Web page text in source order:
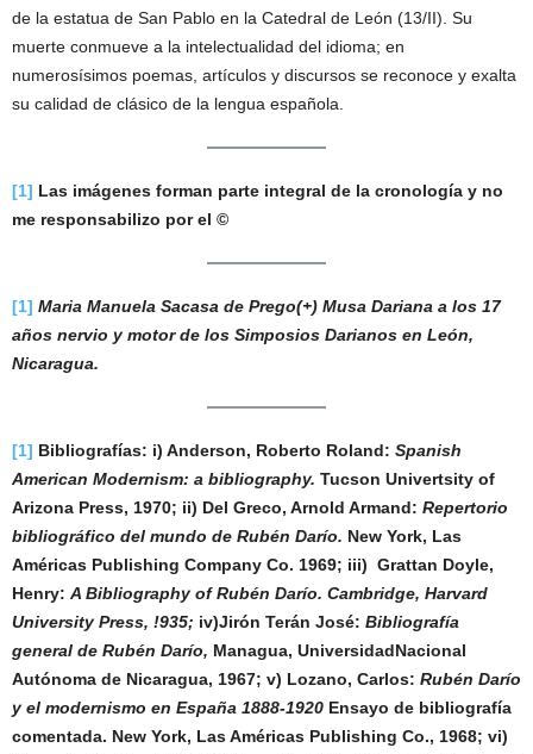
de la estatua de San Pablo en la Catedral de León (13/II). Su
muerte conmueve a la intelectualidad del idioma; en
numerosísimos poemas, artículos y discursos se reconoce y exalta
su calidad de clásico de la lengua española.
[1] Las imágenes forman parte integral de la cronología y no
me responsabilizo por el ©
[1] Maria Manuela Sacasa de Prego(+) Musa Dariana a los 17
años nervio y motor de los Simposios Darianos en León,
Nicaragua.
[1] Bibliografías: i) Anderson, Roberto Roland: Spanish
American Modernism: a bibliography. Tucson Univertsity of
Arizona Press, 1970; ii) Del Greco, Arnold Armand: Repertorio
bibliográfico del mundo de Rubén Darío. New York, Las
Américas Publishing Company Co. 1969; iii) Grattan Doyle,
Henry: A Bibliography of Rubén Darío. Cambridge, Harvard
University Press, !935; iv)Jirón Terán José: Bibliografía
general de Rubén Darío, Managua, UniversidadNacional
Autónoma de Nicaragua, 1967; v) Lozano, Carlos: Rubén Darío
y el modernismo en España 1888-1920 Ensayo de bibliografía
comentada. New York, Las Américas Publishing Co., 1968; vi)